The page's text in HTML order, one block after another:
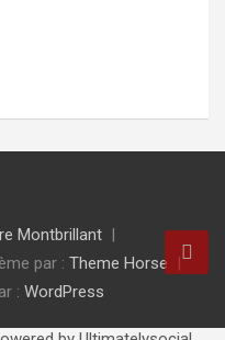
Montbrillant
par : Theme Horse
: WordPress